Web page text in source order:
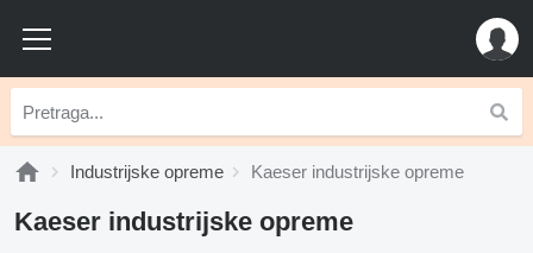
Industrijske opreme Kaeser industrijske opreme
Kaeser industrijske opreme